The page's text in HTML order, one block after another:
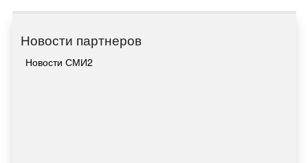
Новости партнеров
Новости СМИ2